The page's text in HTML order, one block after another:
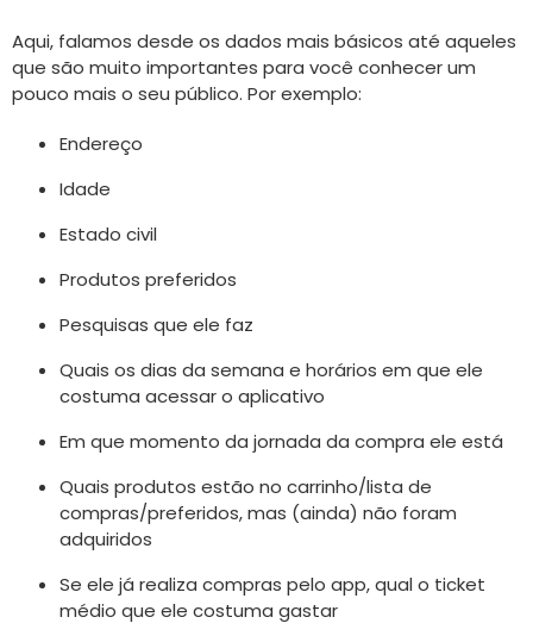
Aqui, falamos desde os dados mais básicos até aqueles
que são muito importantes para você conhecer um
pouco mais o seu público. Por exemplo:
Endereço
Idade
Estado civil
Produtos preferidos
Pesquisas que ele faz
Quais os dias da semana e horários em que ele
costuma acessar o aplicativo
Em que momento da jornada da compra ele está
Quais produtos estão no carrinho/lista de
compras/preferidos, mas (ainda) não foram
adquiridos
Se ele já realiza compras pelo app, qual o ticket
médio que ele costuma gastar